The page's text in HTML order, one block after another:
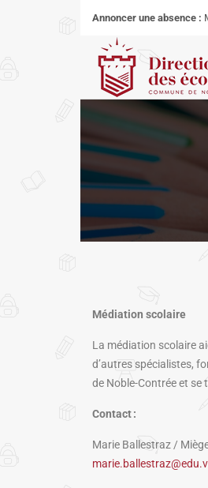
Annoncer une absence :
Médiation scolaire
La médiation scolaire
d’autres spécialistes,
de Noble-Contrée et
Contact :
Marie Ballestraz /